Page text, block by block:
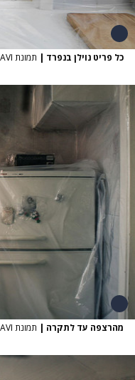
כל פריט נוילן בנפרד | תמונת AVI: צילום מתוך האתר www.ravenrow, mako
מהרצפה עד לתקרה | תמונת AVI: צילום מתוך האתר www.ravenrow, mako